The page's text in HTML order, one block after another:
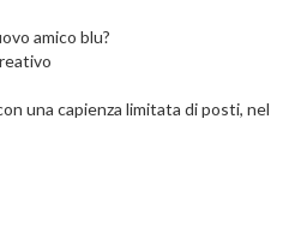
amico blu?
una capienza limitata di posti, nel